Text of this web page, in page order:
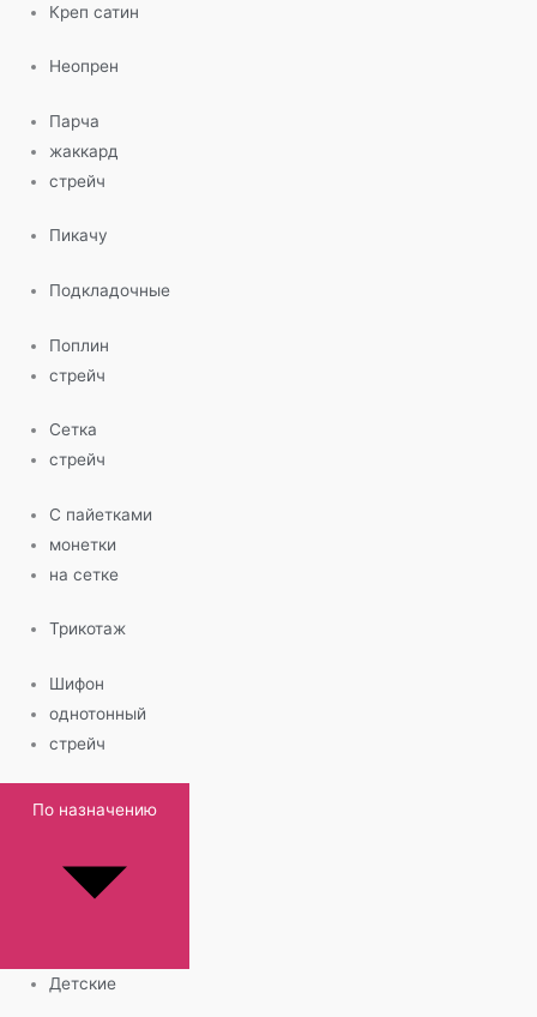
Креп сатин
Неопрен
Парча
жаккард
стрейч
Пикачу
Подкладочные
Поплин
стрейч
Сетка
стрейч
С пайетками
монетки
на сетке
Трикотаж
Шифон
однотонный
стрейч
По назначению
Детские